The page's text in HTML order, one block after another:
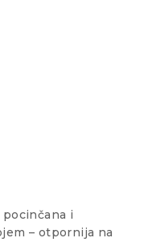
pocinčana i
– otpornija na